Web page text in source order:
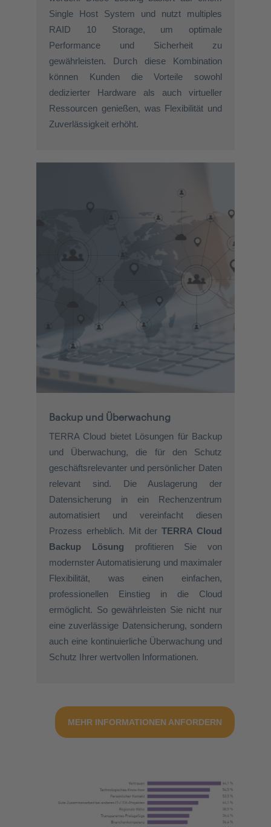
Single Host System und nutzt multiples
RAID 10 Storage, um optimale
Performance und Sicherheit zu
gewährleisten. Durch diese Kombination
können Kunden die Vorteile sowohl
dedizierter Hardware als auch virtueller
Ressourcen genießen, was Flexibilität und
Zuverlässigkeit erhöht.
Backup und Überwachung
TERRA Cloud bietet Lösungen für Backup
und Überwachung, die für den Schutz
geschäftsrelevanter und persönlicher Daten
relevant sind. Die Auslagerung der
Datensicherung in ein Rechenzentrum
automatisiert und vereinfacht diesen
Prozess erheblich. Mit derTERRA Cloud
Backup Lösung profitieren Sie von
modernster Automatisierung und maximaler
Flexibilität, was einen einfachen,
professionellen Einstieg in die Cloud
ermöglicht. So gewährleisten Sie nicht nur
eine zuverlässige Datensicherung, sondern
auch eine kontinuierliche Überwachung und
Schutz Ihrer wertvollen Informationen.
MEHR INFORMATIONEN ANFORDERN